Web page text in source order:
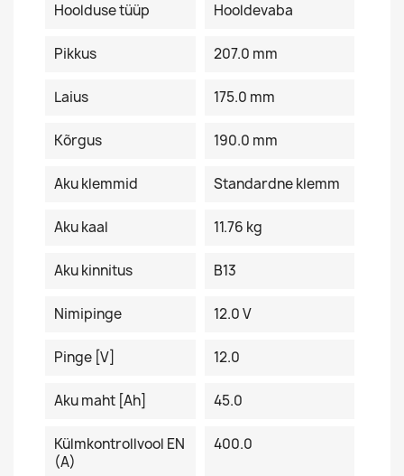
Hoolduse tüüp Hooldevaba
Pikkus 207.0 mm
Laius 175.0 mm
Kõrgus 190.0 mm
Aku klemmid Standardne klemm
Aku kaal 11.76 kg
Aku kinnitus B13
Nimipinge 12.0 V
Pinge [V] 12.0
Aku maht [Ah] 45.0
Külmkontrollvool EN
(A)
400.0